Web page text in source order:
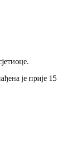
је прије 15